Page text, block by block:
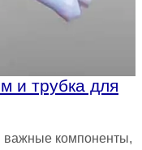
и трубка для
важные компоненты,